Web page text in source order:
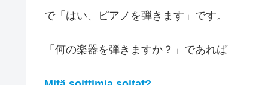
で「はい、ピアノを弾きます」です。
「何の楽器を弾きますか？」であれば